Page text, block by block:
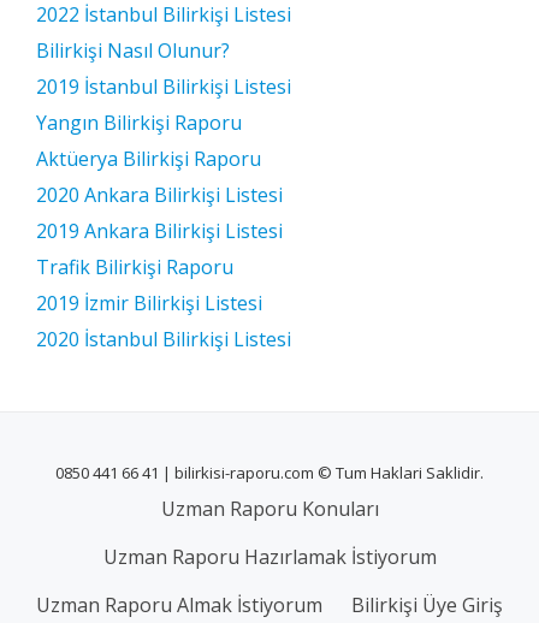
2022 İstanbul Bilirkişi Listesi
Bilirkişi Nasıl Olunur?
2019 İstanbul Bilirkişi Listesi
Yangın Bilirkişi Raporu
Aktüerya Bilirkişi Raporu
2020 Ankara Bilirkişi Listesi
2019 Ankara Bilirkişi Listesi
Trafik Bilirkişi Raporu
2019 İzmir Bilirkişi Listesi
2020 İstanbul Bilirkişi Listesi
0850 441 66 41 | bilirkisi-raporu.com © Tum Haklari Saklidir.
Uzman Raporu Konuları
Uzman Raporu Hazırlamak İstiyorum
Uzman Raporu Almak İstiyorum
Bilirkişi Üye Giriş